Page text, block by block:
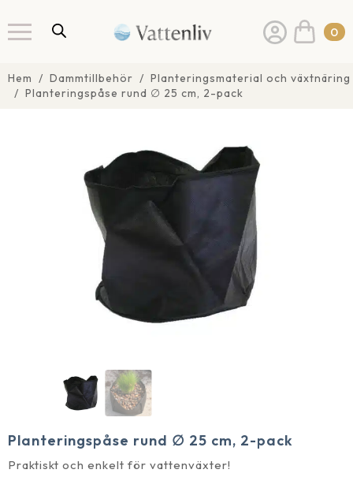
0
Hem Dammtillbehör
Planteringsmaterial och växtnäring
Planteringspåse rund ∅ 25 cm, 2-pack
Planteringspåse rund ∅ 25 cm, 2-pack
Praktiskt och enkelt för vattenväxter!